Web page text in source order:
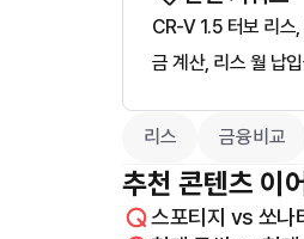
CR-V 1.5 터보 리스
금 계산, 리스 월 납
리스 금융비교
추천 콘텐츠 이
스포티지 vs 쏘나